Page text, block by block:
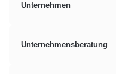
Unternehmen
Unternehmensberatung